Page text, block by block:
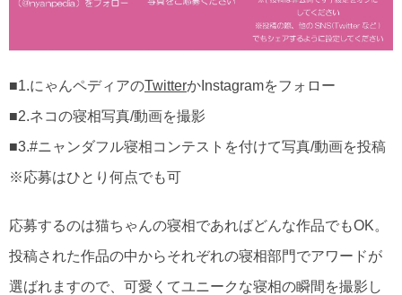
■1.にゃんペディアのTwitterかInstagramをフォロー
■2.ネコの寝相写真/動画を撮影
■3.#ニャンダフル寝相コンテストを付けて写真/動画を投稿
※応募はひとり何点でも可
応募するのは猫ちゃんの寝相であればどんな作品でもOK。
投稿された作品の中からそれぞれの寝相部門でアワードが
選ばれますので、可愛くてユニークな寝相の瞬間を撮影し